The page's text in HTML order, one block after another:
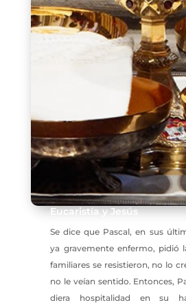
Eucaristía y Jesús
Se dice que Pascal, en sus
ya gravemente enfermo, pidió
familiares se resistieron, no lo
no le veían sentido. Entonces,
diera hospitalidad en su